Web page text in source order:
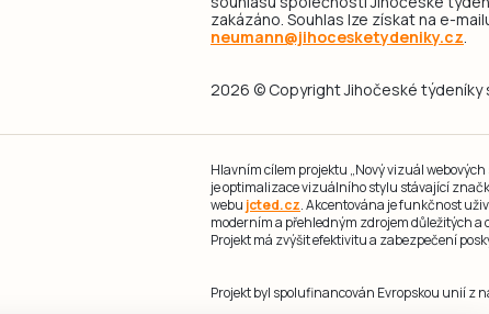
zakázáno. Souhlas lze získat na e-
neumann@jihocesketydeniky.cz.
2026 © Copyright Jihočeské týdeníky
Hlavním cílem projektu „Nový vizuál
je optimalizace vizuálního stylu stávající
webu jcted.cz. Akcentována je funkčnost
moderním a přehledným zdrojem důležitých a
Projekt má zvýšit efektivitu a zabezpečení
Projekt byl spolufinancován Evropskou unií z